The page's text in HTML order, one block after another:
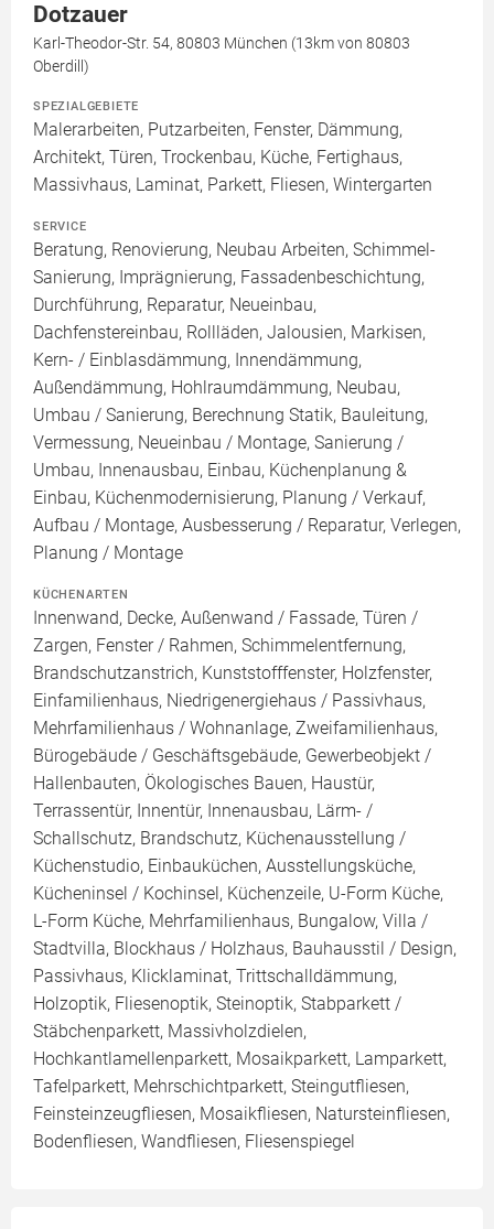
Dotzauer
Karl-Theodor-Str. 54, 80803 München (13km von 80803
Oberdill)
SPEZIALGEBIETE
Malerarbeiten, Putzarbeiten, Fenster, Dämmung,
Architekt, Türen, Trockenbau, Küche, Fertighaus,
Massivhaus, Laminat, Parkett, Fliesen, Wintergarten
SERVICE
Beratung, Renovierung, Neubau Arbeiten, Schimmel-
Sanierung, Imprägnierung, Fassadenbeschichtung,
Durchführung, Reparatur, Neueinbau,
Dachfenstereinbau, Rollläden, Jalousien, Markisen,
Kern- / Einblasdämmung, Innendämmung,
Außendämmung, Hohlraumdämmung, Neubau,
Umbau / Sanierung, Berechnung Statik, Bauleitung,
Vermessung, Neueinbau / Montage, Sanierung /
Umbau, Innenausbau, Einbau, Küchenplanung &
Einbau, Küchenmodernisierung, Planung / Verkauf,
Aufbau / Montage, Ausbesserung / Reparatur, Verlegen,
Planung / Montage
KÜCHENARTEN
Innenwand, Decke, Außenwand / Fassade, Türen /
Zargen, Fenster / Rahmen, Schimmelentfernung,
Brandschutzanstrich, Kunststofffenster, Holzfenster,
Einfamilienhaus, Niedrigenergiehaus / Passivhaus,
Mehrfamilienhaus / Wohnanlage, Zweifamilienhaus,
Bürogebäude / Geschäftsgebäude, Gewerbeobjekt /
Hallenbauten, Ökologisches Bauen, Haustür,
Terrassentür, Innentür, Innenausbau, Lärm- /
Schallschutz, Brandschutz, Küchenausstellung /
Küchenstudio, Einbauküchen, Ausstellungsküche,
Kücheninsel / Kochinsel, Küchenzeile, U-Form Küche,
L-Form Küche, Mehrfamilienhaus, Bungalow, Villa /
Stadtvilla, Blockhaus / Holzhaus, Bauhausstil / Design,
Passivhaus, Klicklaminat, Trittschalldämmung,
Holzoptik, Fliesenoptik, Steinoptik, Stabparkett /
Stäbchenparkett, Massivholzdielen,
Hochkantlamellenparkett, Mosaikparkett, Lamparkett,
Tafelparkett, Mehrschichtparkett, Steingutfliesen,
Feinsteinzeugfliesen, Mosaikfliesen, Natursteinfliesen,
Bodenfliesen, Wandfliesen, Fliesenspiegel